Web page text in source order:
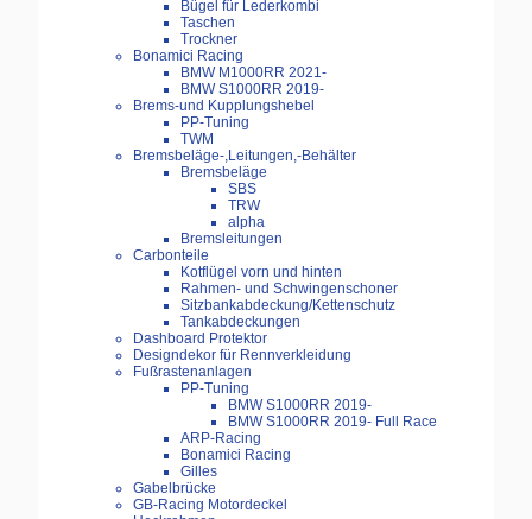
Bügel für Lederkombi
Taschen
Trockner
Bonamici Racing
BMW M1000RR 2021-
BMW S1000RR 2019-
Brems-und Kupplungshebel
PP-Tuning
TWM
Bremsbeläge-,Leitungen,-Behälter
Bremsbeläge
SBS
TRW
alpha
Bremsleitungen
Carbonteile
Kotflügel vorn und hinten
Rahmen- und Schwingenschoner
Sitzbankabdeckung/Kettenschutz
Tankabdeckungen
Dashboard Protektor
Designdekor für Rennverkleidung
Fußrastenanlagen
PP-Tuning
BMW S1000RR 2019-
BMW S1000RR 2019- Full Race
ARP-Racing
Bonamici Racing
Gilles
Gabelbrücke
GB-Racing Motordeckel